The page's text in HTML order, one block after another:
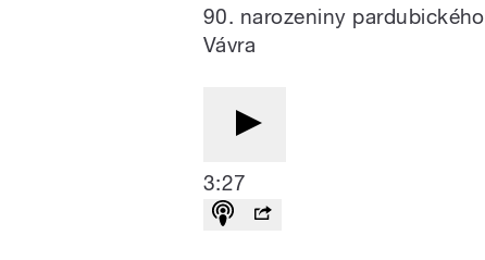
90. narozeniny
Vávra
3:27